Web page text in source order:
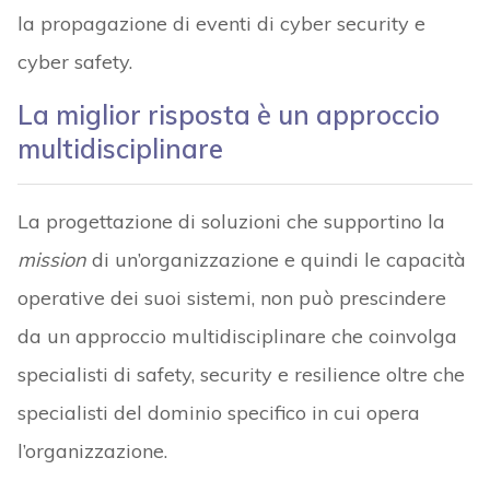
la propagazione di eventi di cyber security e
cyber safety.
La miglior risposta è un approccio
multidisciplinare
La progettazione di soluzioni che supportino la
missiondi un’organizzazione e quindi le capacità
operative dei suoi sistemi, non può prescindere
da un approccio multidisciplinare che coinvolga
specialisti di safety, security e resilience oltre che
specialisti del dominio specifico in cui opera
l’organizzazione.